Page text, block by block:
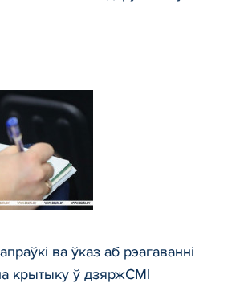
ва ўказ аб рэагаванні
крытыку ў дзяржСМІ